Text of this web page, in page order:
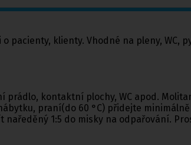
klienty. Vhodné na pleny, WC,
kontaktní plochy, WC apod.
praní(do 60 °C) přidejte
1:5 do misky na odpařování.